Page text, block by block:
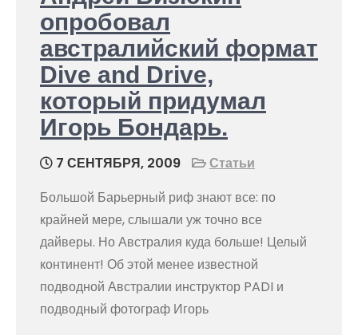
опробовал
австралийский формат
Dive and Drive,
который придумал
Игорь Бондарь.
7 СЕНТЯБРЯ, 2009
Статьи
Большой Барьерный риф знают все: по
крайней мере, слышали уж точно все
дайверы. Но Австралия куда больше! Целый
континент! Об этой менее известной
подводной Австралии инструктор PADI и
подводный фотограф Игорь